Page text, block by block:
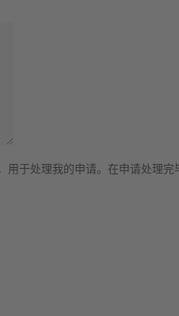
用于处理我的申请。在申请处理